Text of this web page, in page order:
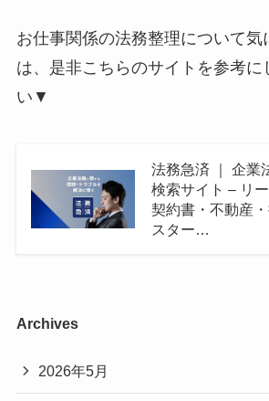
お仕事関係の法務整理について気
は、是非こちらのサイトを参考に
い▼
法務急済 ｜ 企業
検索サイト – リ
契約書・不動産
スター…
Archives
2026年5月